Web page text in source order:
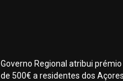
Governo Regional atribui prémio
de 500€ a residentes dos Açores